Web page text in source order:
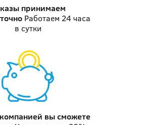
принимаем
Работаем 24 часа
в сутки
вы сможете